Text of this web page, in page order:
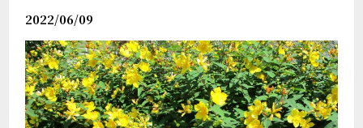
2022/06/09